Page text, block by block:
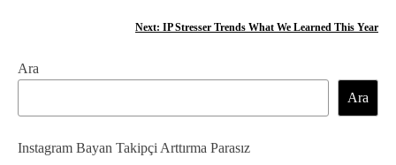
ı
g
e
Next: IP Stresser Trends What We Learned This Year
Ara
Ara
Instagram Bayan Takipçi Arttırma Parasız